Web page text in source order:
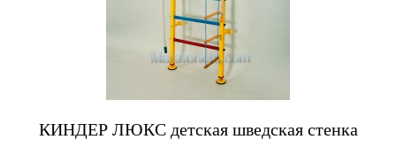
КИНДЕР ЛЮКС детская шведская стенка